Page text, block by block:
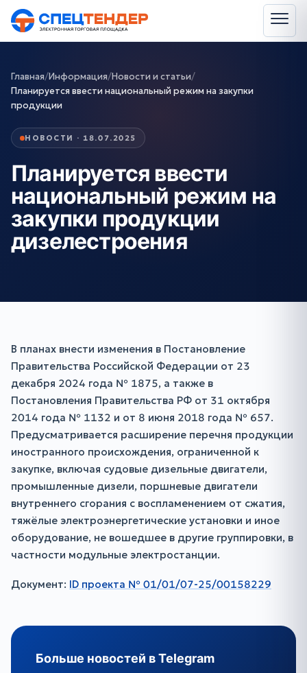
Главная/Информация/Новости и статьи/
Планируется ввести национальный режим на закупки
продукции
НОВОСТИ · 18.07.2025
Планируется ввести
национальный режим на
закупки продукции
дизелестроения
В планах внести изменения в Постановление
Правительства Российской Федерации от 23
декабря 2024 года № 1875, а также в
Постановления Правительства РФ от 31 октября
2014 года № 1132 и от 8 июня 2018 года № 657.
Предусматривается расширение перечня продукции
иностранного происхождения, ограниченной к
закупке, включая судовые дизельные двигатели,
промышленные дизели, поршневые двигатели
внутреннего сгорания с воспламенением от сжатия,
тяжёлые электроэнергетические установки и иное
оборудование, не вошедшее в другие группировки, в
частности модульные электростанции.
Документ: ID проекта № 01/01/07-25/00158229
Больше новостей в Telegram